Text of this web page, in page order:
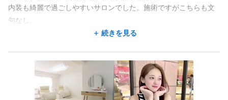
この求人の別店舗
ロコラッシュ 三軒茶屋店 三軒茶屋駅 徒歩6分
ロコラッシュ 西船橋店 西船橋駅 徒歩7分/京成西船駅 徒歩9分
勤務地が希望に合わなくても、応募した後に相談できることが
ロコラッシュ 西船橋店 西船橋駅 徒歩7分/京成西船駅 徒歩9分
ロコラッシュ横浜店 神奈川駅 徒歩5分/横浜駅 徒歩6分
内装も綺麗で過ごしやすいサロンでした。施術ですがこちらも文
句なし。
デザインを決めるのが苦手な私にとってたくさん提案してくださ
とてもわかりやすいカウンセリング、施術も全く痛くなくすやす
や寝てしまいました。
アトバイスも下さりまた次のデザインを決めるのが楽しみです。
続きを見る